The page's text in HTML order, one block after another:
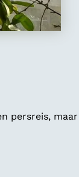
persreis, maar